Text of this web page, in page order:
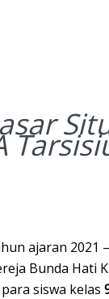
ajaran 2021
Bunda Hati
siswa kelas